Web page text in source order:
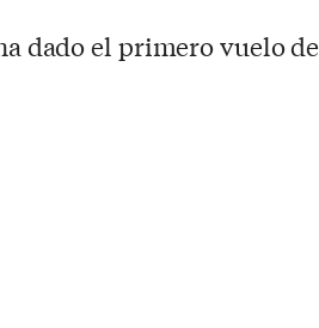
dado el primero vuelo de